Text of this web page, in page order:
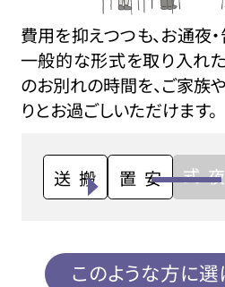
費用を抑えつつも、お通夜
一般的な形式を取り入れた
のお別れの時間を、ご家族
りとお過ごしいただけます。
搬送 安置 通夜式
このような方に